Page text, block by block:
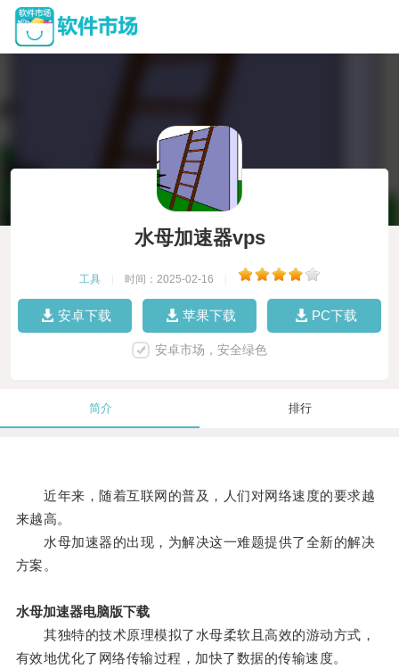
水母加速器vps
工具 时间：2025-02-16
安卓下载 苹果下载 PC下载
安卓市场，安全绿色
简介 排行
近年来，随着互联网的普及，人们对网络速度的要求越
来越高。
水母加速器的出现，为解决这一难题提供了全新的解决
方案。
水母加速器电脑版下载
其独特的技术原理模拟了水母柔软且高效的游动方式，
有效地优化了网络传输过程，加快了数据的传输速度。